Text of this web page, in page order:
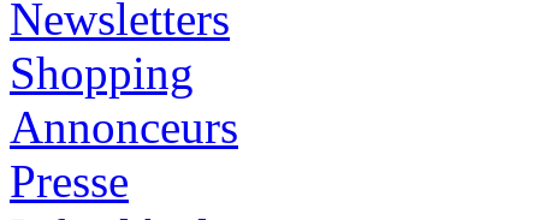
Newsletters
Shopping
Annonceurs
Presse